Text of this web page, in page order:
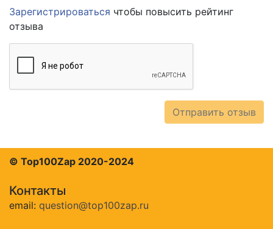
Зарегистрироваться чтобы повысить рейтинг
отзыва
Отправить отзыв
© Top100Zap 2020-2024
Контакты
email: question@top100zap.ru